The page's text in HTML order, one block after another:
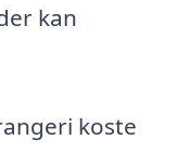
kan
koste